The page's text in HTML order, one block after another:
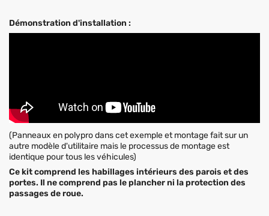
Démonstration d'installation :
(Panneaux en polypro dans cet exemple et montage fait sur un
autre modèle d'utilitaire mais le processus de montage est
identique pour tous les véhicules)
Ce kit comprend les habillages intérieurs des parois et des
portes. Il ne comprend pas le plancher ni la protection des
passages de roue.